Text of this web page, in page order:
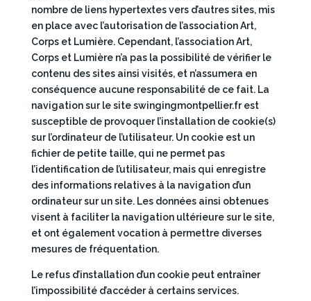
nombre de liens hypertextes vers d’autres sites, mis
en place avec l’autorisation de l’association Art,
Corps et Lumière. Cependant, l’association Art,
Corps et Lumière n’a pas la possibilité de vérifier le
contenu des sites ainsi visités, et n’assumera en
conséquence aucune responsabilité de ce fait. La
navigation sur le site swingingmontpellier.fr est
susceptible de provoquer l’installation de cookie(s)
sur l’ordinateur de l’utilisateur. Un cookie est un
fichier de petite taille, qui ne permet pas
l’identification de l’utilisateur, mais qui enregistre
des informations relatives à la navigation d’un
ordinateur sur un site. Les données ainsi obtenues
visent à faciliter la navigation ultérieure sur le site,
et ont également vocation à permettre diverses
mesures de fréquentation.
Le refus d’installation d’un cookie peut entraîner
l’impossibilité d’accéder à certains services.